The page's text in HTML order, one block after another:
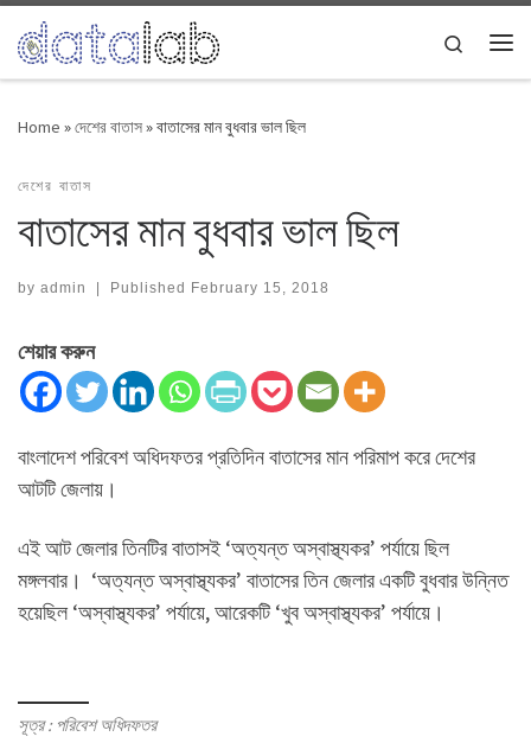
Skip to content
Search
Home »দেশের বাতাস»বাতাসের মান বুধবার ভাল ছিল
দেশের বাতাস
বাতাসের মান বুধবার ভাল ছিল
by admin | Published February 15, 2018
শেয়ার করুন
বাংলাদেশ পরিবেশ অধিদফতর প্রতিদিন বাতাসের মান পরিমাপ করে দেশের
আটটি জেলায়।
এই আট জেলার তিনটির বাতাসই ‘অত্যন্ত অস্বাস্থ্যকর’ পর্যায়ে ছিল
মঙ্গলবার। ‘অত্যন্ত অস্বাস্থ্যকর’ বাতাসের তিন জেলার একটি বুধবার উন্নিত
হয়েছিল ‘অস্বাস্থ্যকর’ পর্যায়ে, আরেকটি ‘খুব অস্বাস্থ্যকর’ পর্যায়ে।
সূত্র : পরিবেশ অধিদফতর